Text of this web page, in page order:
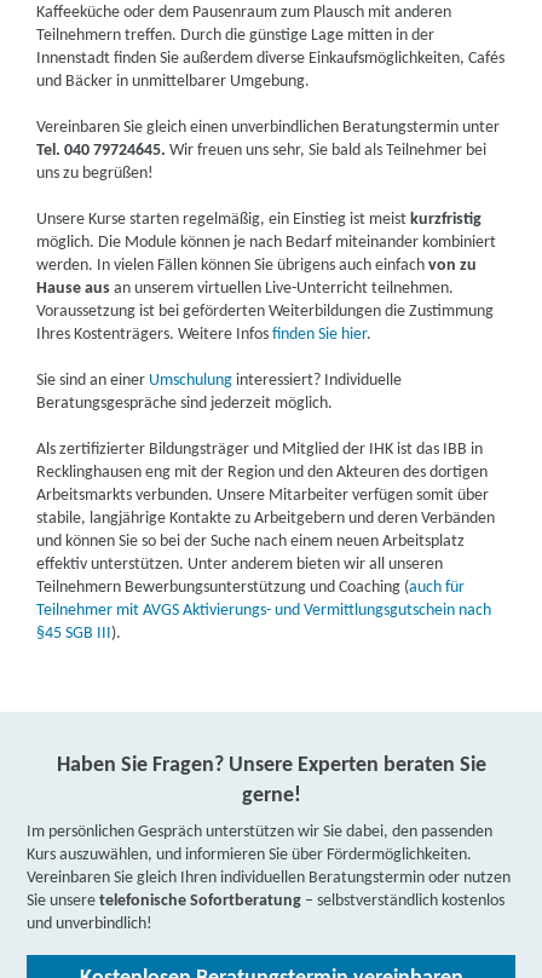
Kaffeeküche oder dem Pausenraum zum Plausch mit anderen
Teilnehmern treffen. Durch die günstige Lage mitten in der
Innenstadt finden Sie außerdem diverse Einkaufsmöglichkeiten, Cafés
und Bäcker in unmittelbarer Umgebung.
Vereinbaren Sie gleich einen unverbindlichen Beratungstermin unter
Tel. 040 79724645.Wir freuen uns sehr, Sie bald als Teilnehmer bei
uns zu begrüßen!
Unsere Kurse starten regelmäßig, ein Einstieg ist meistkurzfristig
möglich. Die Module können je nach Bedarf miteinander kombiniert
werden. In vielen Fällen können Sie übrigens auch einfachvon zu
Hause aus an unserem virtuellen Live-Unterricht teilnehmen.
Voraussetzung ist bei geförderten Weiterbildungen die Zustimmung
Ihres Kostenträgers. Weitere Infosfinden Sie hier.
Sie sind an einer Umschulung interessiert? Individuelle
Beratungsgespräche sind jederzeit möglich.
Als zertifizierter Bildungsträger und Mitglied der IHK ist das IBB in
Recklinghausen eng mit der Region und den Akteuren des dortigen
Arbeitsmarkts verbunden. Unsere Mitarbeiter verfügen somit über
stabile, langjährige Kontakte zu Arbeitgebern und deren Verbänden
und können Sie so bei der Suche nach einem neuen Arbeitsplatz
effektiv unterstützen. Unter anderem bieten wir all unseren
Teilnehmern Bewerbungsunterstützung und Coaching (auch für
Teilnehmer mit AVGS Aktivierungs- und Vermittlungsgutschein nach
§45 SGB III).
Haben Sie Fragen? Unsere Experten beraten Sie
gerne!
Im persönlichen Gespräch unterstützen wir Sie dabei, den passenden
Kurs auszuwählen, und informieren Sie über Fördermöglichkeiten.
Vereinbaren Sie gleich Ihren individuellen Beratungstermin oder nutzen
Sie unseretelefonische Sofortberatung – selbstverständlich kostenlos
und unverbindlich!